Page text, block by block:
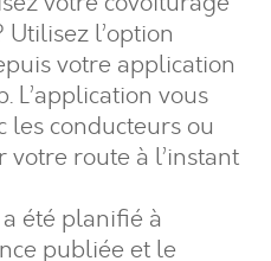
l’option
votre application
L’application vous
les conducteurs ou
votre route à l’instant
été planifié à
publiée et le